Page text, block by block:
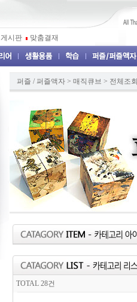
게시판 맞춤결재
퍼즐 / 퍼즐액자 > 매직큐브 > 전체조회
TOTAL 28건